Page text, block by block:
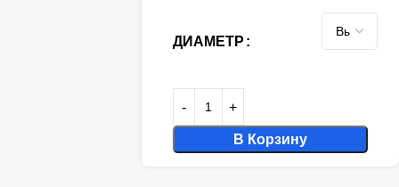
ДИАМЕТР
В Корзину